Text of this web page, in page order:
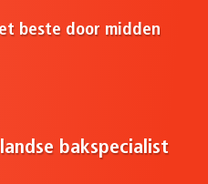
beste door midden
bakspecialist